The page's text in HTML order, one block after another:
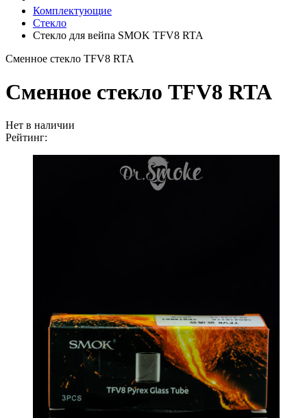
Комплектующие
Стекло
Стекло для вейпа SMOK TFV8 RTA
Сменное стекло TFV8 RTA
Сменное стекло TFV8 RTA
Нет в наличии
Рейтинг: